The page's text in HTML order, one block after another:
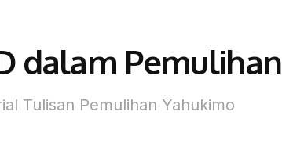
dalam Pemulihan
Tulisan Pemulihan Yahukimo